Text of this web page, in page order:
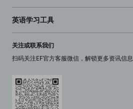
英语学习工具
关注或联系我们
扫码关注EF官方客服微信，解锁更多资讯信息